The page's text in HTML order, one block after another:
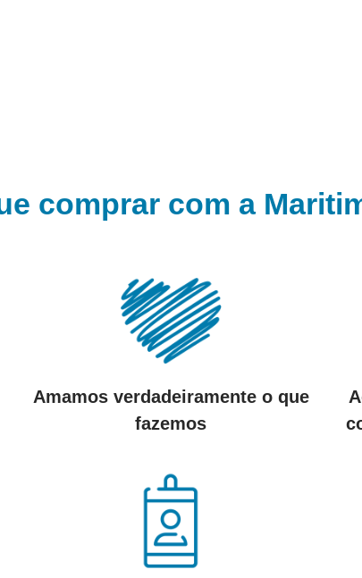
comprar com a
Amamos verdadeiramente o que
fazemos